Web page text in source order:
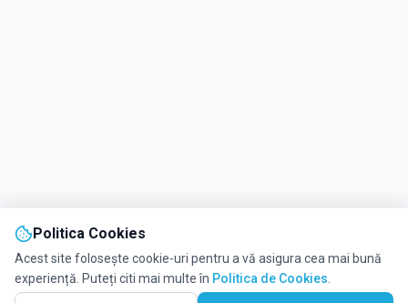
Politica Cookies
Acest site folosește cookie-uri pentru a vă asigura cea mai bună
experiență. Puteți citi mai multe în Politica de Cookies